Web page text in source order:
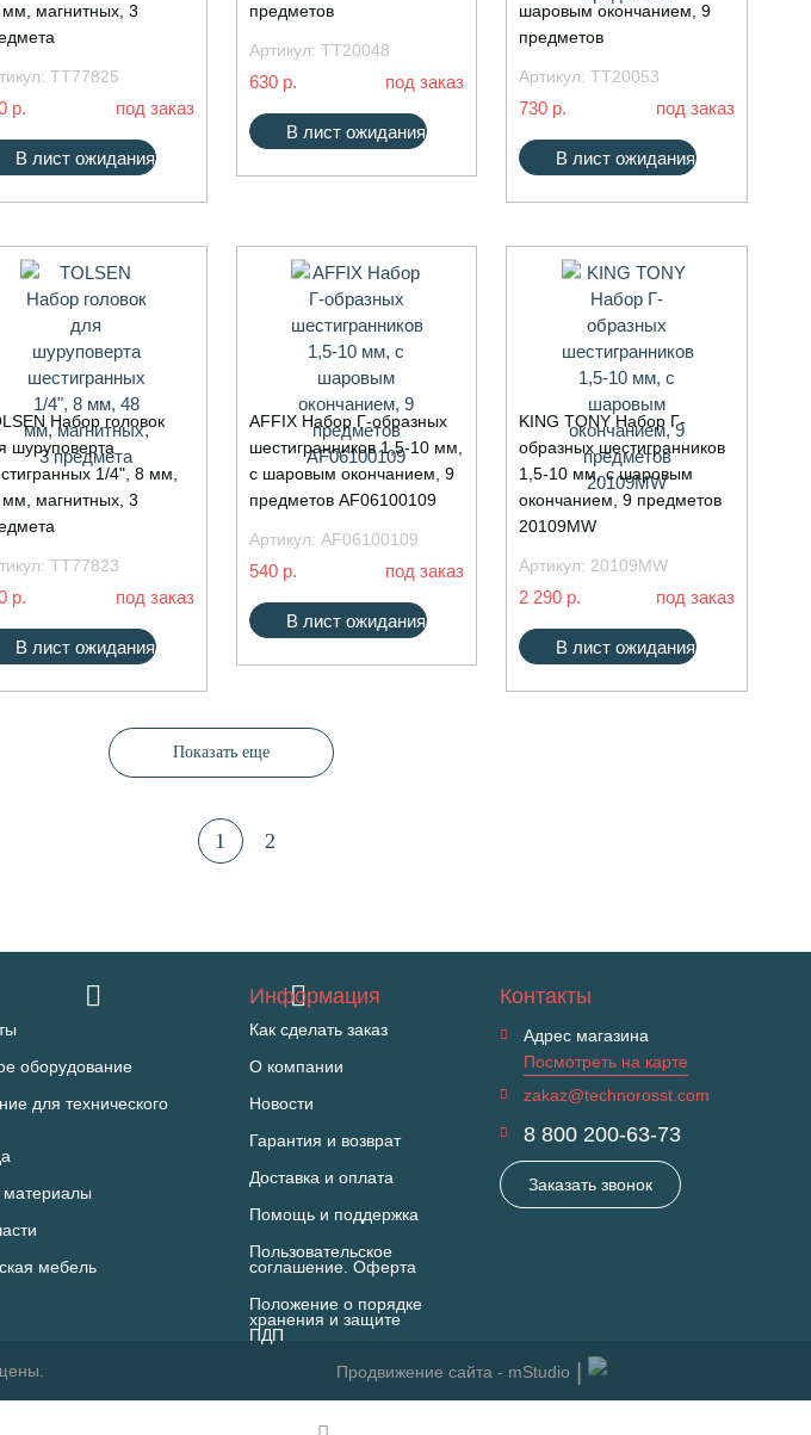
магнитных, 3
TT77825
р. под заказ
В лист ожидания
предметов
Артикул: TT20048
630 р. под заказ
В лист ожидания
шаровым окончанием, 9
предметов
Артикул:TT20053
730 р. под заказ
В лист ожидания
Набор головок
шуруповерта
1/4", 8 мм,
магнитных, 3
TT77823
р. под заказ
В лист ожидания
AFFIX Набор Г-образных
шестигранников 1,5-10 мм,
с шаровым окончанием, 9
предметов AF06100109
Артикул: AF06100109
540 р. под заказ
В лист ожидания
KING TONY Набор Г-
образных шестигранников
1,5-10 мм, с шаровым
окончанием, 9 предметов
20109MW
Артикул: 20109MW
2 290 р. под заказ
В лист ожидания
Показать еще
1 2
оборудование
для технического
мебель
Информация
Как сделать заказ
О компании
Новости
Гарантия и возврат
Доставка и оплата
Помощь и поддержка
Пользовательское
соглашение. Оферта
Положение о порядке
хранения и защите
ПДП
Контакты
Адрес магазина
Посмотреть на карте
zakaz@technorosst.com
8 800 200-63-73
Заказать звонок
Продвижение сайта - mStudio